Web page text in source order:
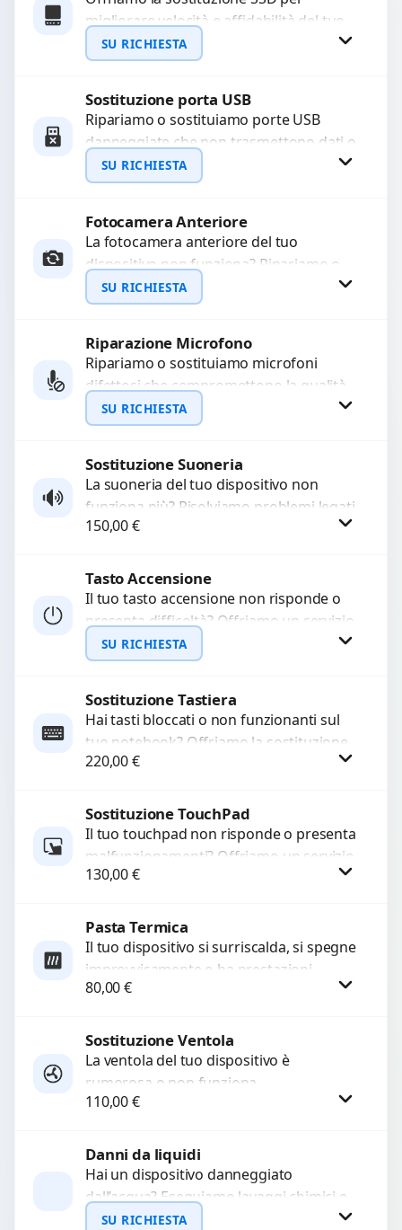
WhatsApp
migliorare velocità e affidabilità del tuo
dispositivo. In caso di
malfunzionamento, recuperiamo i dati
SU RICHIESTA
Richiedi Preventivo
WhatsApp
Sostituzione porta USB
Ripariamo o sostituiamo porte USB
danneggiate che non trasmettono dati o
non caricano. Utilizziamo ricambi di alta
qualità garantiti per...
SU RICHIESTA
Richiedi Preventivo
WhatsApp
Fotocamera Anteriore
La fotocamera anteriore del tuo
dispositivo non funziona? Ripariamo o
sostituiamo fotocamere guaste con
problemi come immagini sfocate, messa
SU RICHIESTA
Richiedi Preventivo
WhatsApp
Riparazione Microfono
Ripariamo o sostituiamo microfoni
difettosi che compromettono la qualità
audio delle registrazioni o delle
chiamate. Diagnosi accurata e ricambi
SU RICHIESTA
Richiedi Preventivo
WhatsApp
Sostituzione Suoneria
La suoneria del tuo dispositivo non
funziona più? Risolviamo problemi legati
a moduli audio difettosi con interventi
150,00€
Procedi
Tasto Accensione
Il tuo tasto accensione non risponde o
presenta difficoltà? Offriamo un servizio
professionale di riparazione o
sostituzione utilizzando componenti di...
SU RICHIESTA
Richiedi Preventivo
WhatsApp
Sostituzione Tastiera
Hai tasti bloccati o non funzionanti sul
tuo notebook? Offriamo la sostituzione
completa della tastiera con ricambi di
220,00€
Procedi
Sostituzione TouchPad
Il tuo touchpad non risponde o presenta
malfunzionamenti? Offriamo un servizio
di sostituzione professionale utilizzando
130,00€
Procedi
Pasta Termica
Il tuo dispositivo si surriscalda, si spegne
improvvisamente o ha prestazioni
rallentate a causa di polvere o pasta
80,00€
Procedi
Sostituzione Ventola
La ventola del tuo dispositivo è
rumorosa o non funziona
correttamente? Offriamo la sostituzione
garantiti...
110,00€
Procedi
Danni da liquidi
Hai un dispositivo danneggiato
dall’acqua? Eseguiamo lavaggi chimici e
pulizia agli ultrasuoni per rimuovere
SU RICHIESTA